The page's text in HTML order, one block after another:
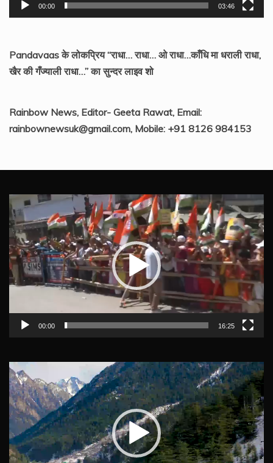
00:00 03:46
Pandavaas के लोकप्रिय “राधा… राधा… ओ राधा…काँधि मा धराली राधा,
खैर की गँज्याली राधा…” का सुन्दर लाइव शो
Rainbow News, Editor- Geeta Rawat, Email:
rainbownewsuk@gmail.com, Mobile: +91 8126 984153
Video
Player
00:00 16:25
Video
Player